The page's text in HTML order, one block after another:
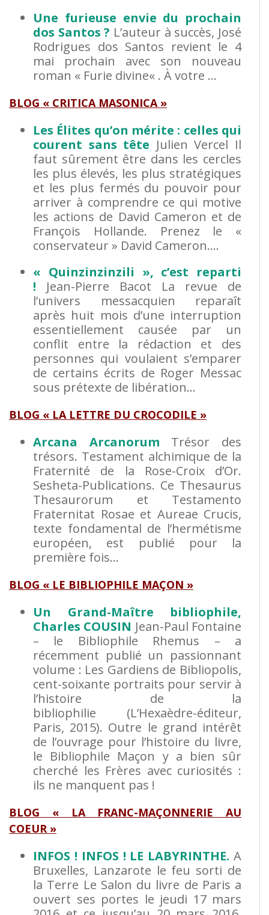
Une furieuse envie du prochain
dos Santos ? L’auteur à succès, José
Rodrigues dos Santos revient le 4
mai prochain avec son nouveau
roman « Furie divine« . À votre …
BLOG « CRITICA MASONICA »
Les Élites qu’on mérite : celles qui
courent sans tête Julien Vercel Il
faut sûrement être dans les cercles
les plus élevés, les plus stratégiques
et les plus fermés du pouvoir pour
arriver à comprendre ce qui motive
les actions de David Cameron et de
François Hollande. Prenez le «
conservateur » David Cameron….
« Quinzinzinzili », c’est reparti
!
Jean-Pierre Bacot La revue de
l’univers messacquien reparaît
après huit mois d’une interruption
essentiellement causée par un
conflit entre la rédaction et des
personnes qui voulaient s’emparer
de certains écrits de Roger Messac
sous prétexte de libération…
BLOG « LA LETTRE DU CROCODILE »
Arcana Arcanorum
Trésor des
trésors. Testament alchimique de la
Fraternité de la Rose-Croix d’Or.
Sesheta-Publications. Ce Thesaurus
Thesaurorum et Testamento
Fraternitat Rosae et Aureae Crucis,
texte fondamental de l’hermétisme
européen, est publié pour la
première fois…
BLOG « LE BIBLIOPHILE MAÇON »
Un Grand-Maître bibliophile,
Charles COUSIN Jean-Paul Fontaine
– le Bibliophile Rhemus – a
récemment publié un passionnant
volume : Les Gardiens de Bibliopolis,
cent-soixante portraits pour servir à
l’histoire de la
bibliophilie (L’Hexaèdre-éditeur,
Paris, 2015). Outre le grand intérêt
de l’ouvrage pour l’histoire du livre,
le Bibliophile Maçon y a bien sûr
cherché les Frères avec curiosités :
ils ne manquent pas !
BLOG « LA FRANC-MAÇONNERIE AU
COEUR »
INFOS ! INFOS ! LE LABYRINTHE. A
Bruxelles, Lanzarote le feu sorti de
la Terre Le Salon du livre de Paris a
ouvert ses portes le jeudi 17 mars